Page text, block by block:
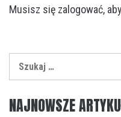
Musisz się zalogować,
NAJNOWSZE